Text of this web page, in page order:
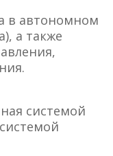
в автономном
а также
системой